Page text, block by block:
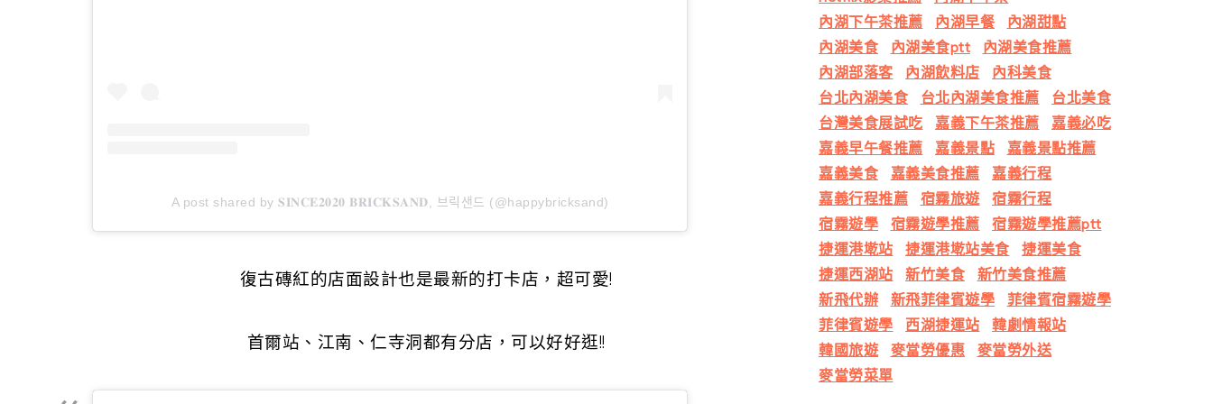
A post shared by 𝐒𝐈𝐍𝐂𝐄𝟐𝟎𝟐𝟎 𝐁𝐑𝐈𝐂𝐊𝐒𝐀𝐍𝐃, 브릭샌드 (@happybricksand)
復古磚紅的店面設計也是最新的打卡店，超可愛!
首爾站、江南、仁寺洞都有分店，可以好好逛!!
內湖下午茶推薦
內湖早餐
內湖甜點
內湖美食
內湖美食ptt
內湖美食推薦
內湖部落客
內湖飲料店
內科美食
台北內湖美食
台北內湖美食推薦
台北美食
台灣美食展試吃
嘉義下午茶推薦
嘉義必吃
嘉義早午餐推薦
嘉義景點
嘉義景點推薦
嘉義美食
嘉義美食推薦
嘉義行程
嘉義行程推薦
宿霧旅遊
宿霧行程
宿霧遊學
宿霧遊學推薦
宿霧遊學推薦ptt
捷運港墘站
捷運港墘站美食
捷運美食
捷運西湖站
新竹美食
新竹美食推薦
新飛代辦
新飛菲律賓遊學
菲律賓宿霧遊學
菲律賓遊學
西湖捷運站
韓劇情報站
韓國旅遊
麥當勞優惠
麥當勞外送
麥當勞菜單